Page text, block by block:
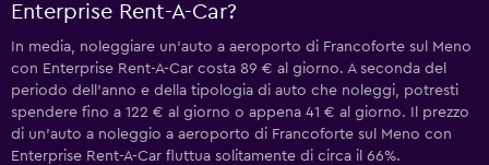
Enterprise Rent-A-Car?
In media, noleggiare un'auto a aeroporto di Francoforte sul Meno
con Enterprise Rent-A-Car costa 89 € al giorno. A seconda del
periodo dell'anno e della tipologia di auto che noleggi, potresti
spendere fino a 122 € al giorno o appena 41 € al giorno. Il prezzo
di un'auto a noleggio a aeroporto di Francoforte sul Meno con
Enterprise Rent-A-Car fluttua solitamente di circa il 66%.